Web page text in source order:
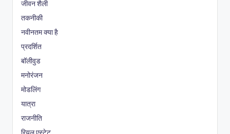
जीवन शैली
तकनीकी
नवीनतम क्या है
प्रदर्शित
बॉलीवुड
मनोरंजन
मोडलिंग
यात्रा
राजनीति